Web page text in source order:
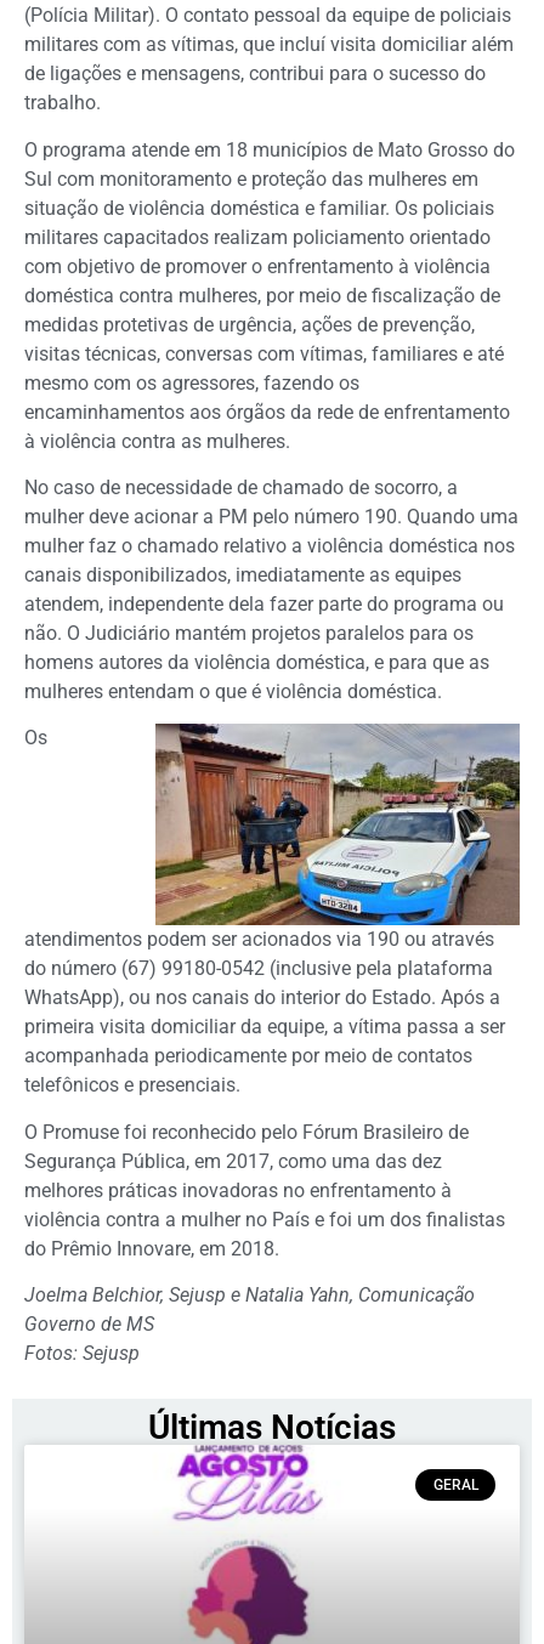
(Polícia Militar). O contato pessoal da equipe de policiais
militares com as vítimas, que incluí visita domiciliar além
de ligações e mensagens, contribui para o sucesso do
trabalho.
O programa atende em 18 municípios de Mato Grosso do
Sul com monitoramento e proteção das mulheres em
situação de violência doméstica e familiar. Os policiais
militares capacitados realizam policiamento orientado
com objetivo de promover o enfrentamento à violência
doméstica contra mulheres, por meio de fiscalização de
medidas protetivas de urgência, ações de prevenção,
visitas técnicas, conversas com vítimas, familiares e até
mesmo com os agressores, fazendo os
encaminhamentos aos órgãos da rede de enfrentamento
à violência contra as mulheres.
No caso de necessidade de chamado de socorro, a
mulher deve acionar a PM pelo número 190. Quando uma
mulher faz o chamado relativo a violência doméstica nos
canais disponibilizados, imediatamente as equipes
atendem, independente dela fazer parte do programa ou
não. O Judiciário mantém projetos paralelos para os
homens autores da violência doméstica, e para que as
mulheres entendam o que é violência doméstica.
Os
atendimentos podem ser acionados via 190 ou através
do número (67) 99180-0542 (inclusive pela plataforma
WhatsApp), ou nos canais do interior do Estado. Após a
primeira visita domiciliar da equipe, a vítima passa a ser
acompanhada periodicamente por meio de contatos
telefônicos e presenciais.
O Promuse foi reconhecido pelo Fórum Brasileiro de
Segurança Pública, em 2017, como uma das dez
melhores práticas inovadoras no enfrentamento à
violência contra a mulher no País e foi um dos finalistas
do Prêmio Innovare, em 2018.
Joelma Belchior, Sejusp e Natalia Yahn, Comunicação
Governo de MS
Fotos: Sejusp
Últimas Notícias
GERAL